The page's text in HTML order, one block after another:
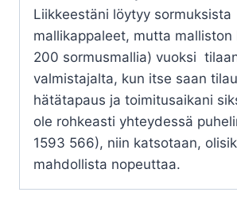
Liikkeestäni löytyy sormuksista
mallikappaleet, mutta malliston
200 sormusmallia) vuoksi
valmistajalta, kun itse saan
hätätapaus ja toimitusaikani
ole rohkeasti yhteydessä
1593 566), niin katsotaan,
mahdollista nopeuttaa.